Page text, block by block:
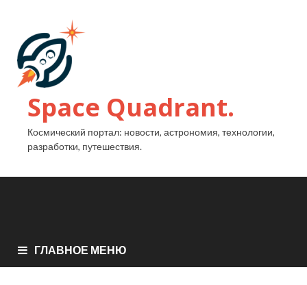
Space Quadrant.
Космический портал: новости, астрономия, технологии,
разработки, путешествия.
ГЛАВНОЕ МЕНЮ